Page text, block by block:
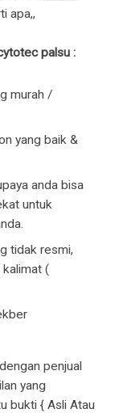
apa,,
palsu :
murah /
yang baik &
anda bisa
untuk
tidak resmi,
(
penjual
yang
bukti { Asli Atau